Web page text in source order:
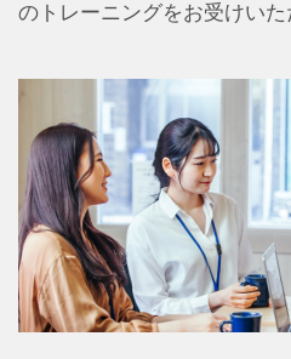
のトレーニングをお受けいた